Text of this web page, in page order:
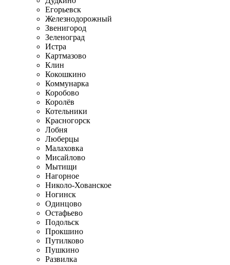
Егорьевск
Железнодорожный
Звенигород
Зеленоград
Истра
Картмазово
Клин
Кокошкино
Коммунарка
Коробово
Королёв
Котельники
Красногорск
Лобня
Люберцы
Малаховка
Мисайлово
Мытищи
Нагорное
Николо-Хованское
Ногинск
Одинцово
Остафьево
Подольск
Прокшино
Путилково
Пушкино
Развилка